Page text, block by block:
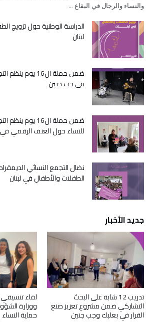
والنساء والرجال في البقاع …
الدراسة الوطنية حول تزويج
لبنان
ضمن حملة ال16
في جب جنين
ضمن حملة ال16
للنساء حول العنف الرقمي
نضال التجمع النسائي
الطفلات والأطفال في لبنان
جديد الأخبار
لقاء
ووزارة
حماية
تدريب 12 شابة على البحث
التشاركي ضمن مشروع تعزيز صنع
القرار في بعلبك وجب جنين